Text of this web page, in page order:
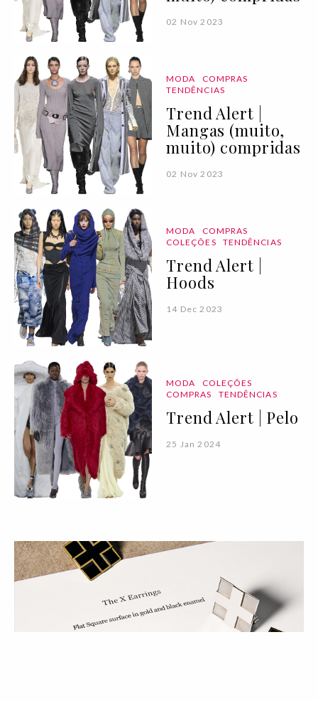
02 Nov 2023
MODA
COMPRAS
TENDÊNCIAS
Trend Alert |
Mangas (muito,
muito) compridas
02 Nov 2023
MODA
COMPRAS
COLEÇÕES
TENDÊNCIAS
Trend Alert |
Hoods
14 Dec 2023
MODA
COLEÇÕES
COMPRAS
TENDÊNCIAS
Trend Alert | Pelo
25 Jan 2024